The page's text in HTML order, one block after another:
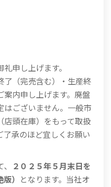
申し上げます。
了（完売含む）・生産終
案内申し上げます。廃盤
はございません。一般市
店頭在庫）をもって取扱
了承のほど宜しくお願い
２０２５年５月末日を
）
となります。当社オ